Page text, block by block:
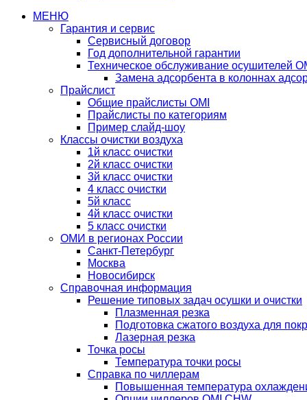
МЕНЮ
Гарантия и сервис
Сервисный договор
Год дополнительной гарантии
Техническое обслуживание осушителей
Замена адсорбента в колоннах
Прайслист
Общие прайслисты OMI
Прайслисты по категориям
Пример слайд-шоу
Классы очистки воздуха
1й класс очистки
2й класс очистки
3й класс очистки
4 класс очистки
5й класс
4й класс очистки
5 класс очистки
ОМИ в регионах России
Санкт-Петербург
Москва
Новосибирск
Справочная информация
Решение типовых задач осушки и очистки
Плазменная резка
Подготовка сжатого воздуха для
Лазерная резка
Точка росы
Температура точки росы
Справка по чиллерам
Повышенная температура